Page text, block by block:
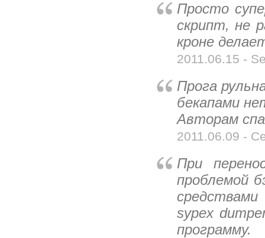
Просто
скрипт, не
кроне
2011.06.15 -
Прога
бекапами
Авторам
2011.06.09 -
При
проблемой
sypex
программу.